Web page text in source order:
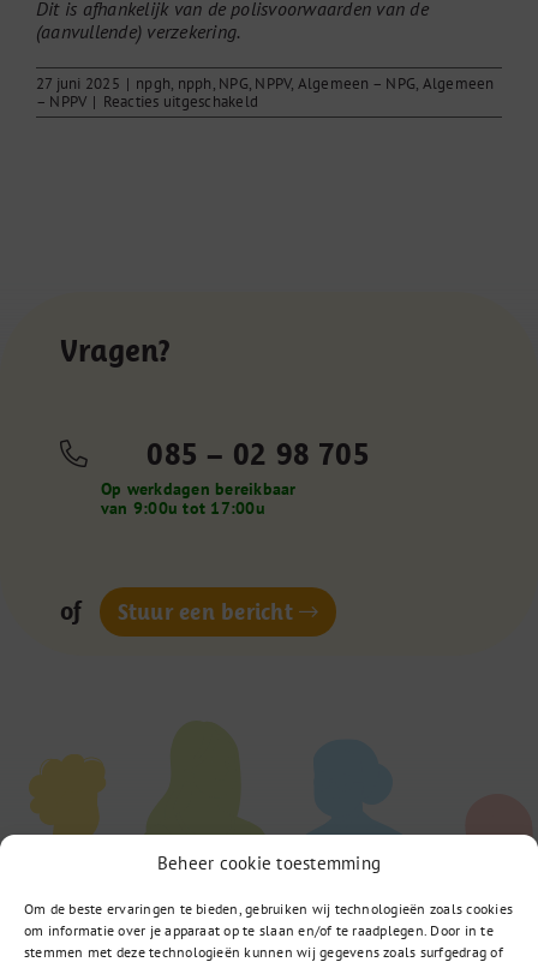
Beheer cookie toestemming
Om de beste ervaringen te bieden, gebruiken wij technologieën zoals cookies
om informatie over je apparaat op te slaan en/of te raadplegen. Door in te
stemmen met deze technologieën kunnen wij gegevens zoals surfgedrag of
Dit is afhankelijk van de polisvoorwaarden van de
(aanvullende) verzekering.
27 juni 2025 | npgh, npph, NPG, NPPV, Algemeen – NPG, Algemeen
– NPPV | Reacties uitgeschakeldvoor
Vergoeding
Vragen?
085 – 02 98 705
Op werkdagen bereikbaar
van 9:00u tot 17:00u
of Stuur een bericht